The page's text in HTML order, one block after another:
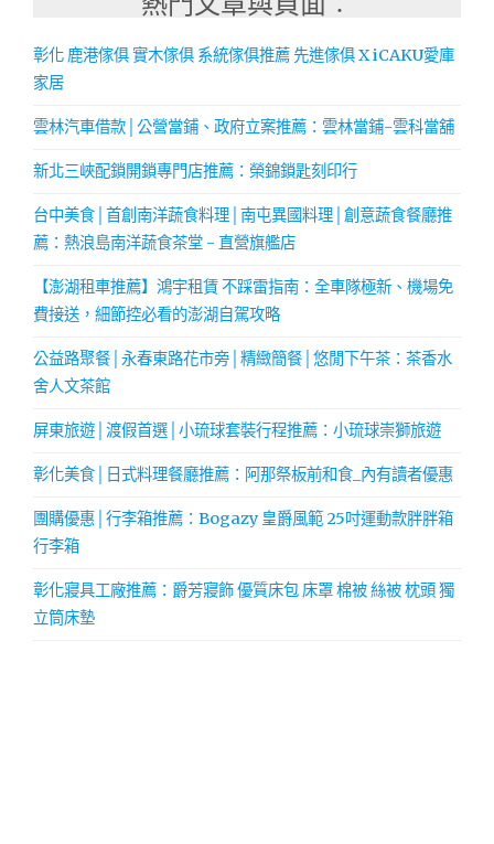
彰化 鹿港傢俱 實木傢俱 系統傢俱推薦 先進傢俱 X iCAKU愛庫
家居
雲林汽車借款│公營當鋪、政府立案推薦：雲林當鋪-雲科當舖
新北三峽配鎖開鎖專門店推薦：榮錦鎖匙刻印行
台中美食│首創南洋蔬食料理│南屯異國料理│創意蔬食餐廳推
薦：熱浪島南洋蔬食茶堂 - 直營旗艦店
【澎湖租車推薦】鴻宇租賃 不踩雷指南：全車隊極新、機場免
費接送，細節控必看的澎湖自駕攻略
公益路聚餐│永春東路花市旁│精緻簡餐│悠閒下午茶：茶香水
舍人文茶館
屏東旅遊│渡假首選│小琉球套裝行程推薦：小琉球崇獅旅遊
彰化美食│日式料理餐廳推薦：阿那祭板前和食_內有讀者優惠
團購優惠│行李箱推薦：Bogazy 皇爵風範 25吋運動款胖胖箱
行李箱
彰化寢具工廠推薦：爵芳寢飾 優質床包 床罩 棉被 絲被 枕頭 獨
立筒床墊